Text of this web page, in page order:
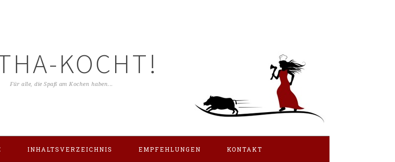
KOCHT!
Für alle, die Spaß am Kochen haben...
INHALTSVERZEICHNIS EMPFEHLUNGEN KONTAKT